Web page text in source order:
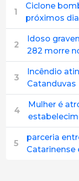
1
Ciclone
próximos
2
Idoso
282 morre
3
Incêndio
Catanduvas
4
Mulher é
5
parceria
Catarinense